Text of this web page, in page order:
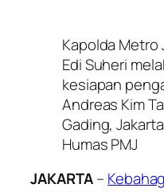
Kapolda Metro
Edi Suheri
kesiapan
Andreas Kim
Gading,
Humas PMJ
JAKARTA–